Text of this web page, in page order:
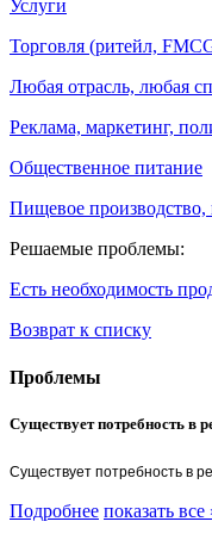
Услуги
Торговля (ритейл,
Любая отрасль, любая
Реклама, маркетинг,
Общественное питание
Пищевое
Решаемые проблемы:
Есть необходимость
Возврат к списку
Проблемы
Существует потребность в
Существует потребность в
Подробнее показать все